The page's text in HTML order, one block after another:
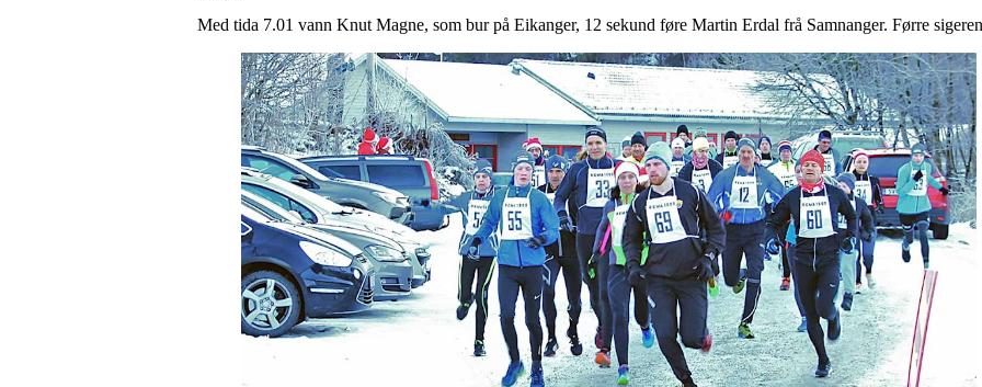
Med tida 7.01 vann Knut Magne, som bur på Eikanger, 12 sekund føre Martin Erdal frå Samnanger. Førre